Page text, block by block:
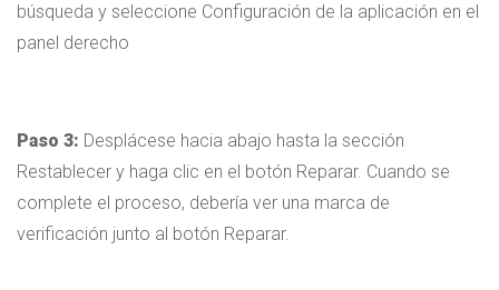
búsqueda y seleccione Configuración de la aplicación en el
panel derecho
Paso 3: Desplácese hacia abajo hasta la sección
Restablecer y haga clic en el botón Reparar. Cuando se
complete el proceso, debería ver una marca de
verificación junto al botón Reparar.